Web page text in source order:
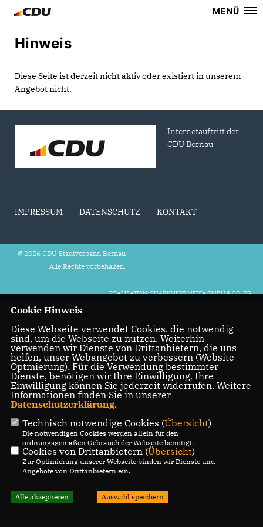
MENÜ
Hinweis
Diese Seite ist derzeit nicht aktiv oder existiert in unserem
Angebot nicht.
Internetauftritt der
CDU Bernau
IMPRESSUM DATENSCHUTZ KONTAKT
@2026 CDU Stadtverband Bernau
Alle Rechte vorbehalten.
REALISATION: SHARKNESS MEDIA GMBH & CO. KG
Cookie Hinweis
Diese Webseite verwendet Cookies, die notwendig
sind, um die Webseite zu nutzen. Weiterhin
verwenden wir Dienste von Drittanbietern, die uns
helfen, unser Webangebot zu verbessern (Website-
Optmierung). Für die Verwendung bestimmter
Dienste, benötigen wir Ihre Einwilligung. Ihre
Einwilligung können Sie jederzeit widerrufen. Weitere
Informationen finden Sie in unserer
Datenschutzerklärung.
Technisch notwendige Cookies (Übersicht)
Die notwendigen Cookies werden allein für den
ordnungsgemäßen Gebrauch der Webseite benötigt.
Cookies von Drittanbietern (Übersicht)
Zur Optimierung unserer Webseite binden wir Dienste und
Angebote von Drittanbietern ein.
Alle akzeptieren Auswahl speichern